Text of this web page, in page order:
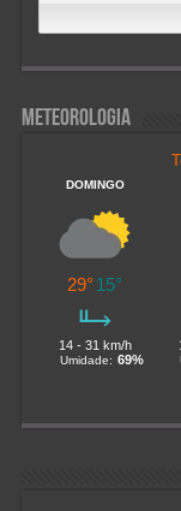
Meteorologia